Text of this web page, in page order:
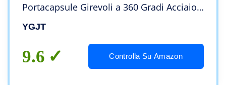
Portacapsule Girevoli a 360 Gradi Acciaio
Inossidabile, Ufficio & Cucina
YGJT
9.6 Controlla Su Amazon